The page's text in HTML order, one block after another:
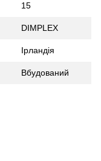
15
DIMPLEX
Ірландія
Вбудований